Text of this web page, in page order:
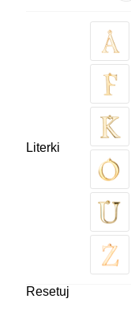
Literki
Resetuj